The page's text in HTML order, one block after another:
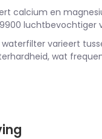
calcium en
luchtbevochtiger
varieert
wat